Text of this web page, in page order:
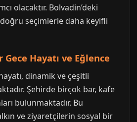
olacaktır. Bolvadin’deki
seçimlerle daha keyifli
Hayatı ve Eğlence
dinamik ve çeşitli
Şehirde birçok bar, kafe
bulunmaktadır. Bu
ve ziyaretçilerin sosyal bir